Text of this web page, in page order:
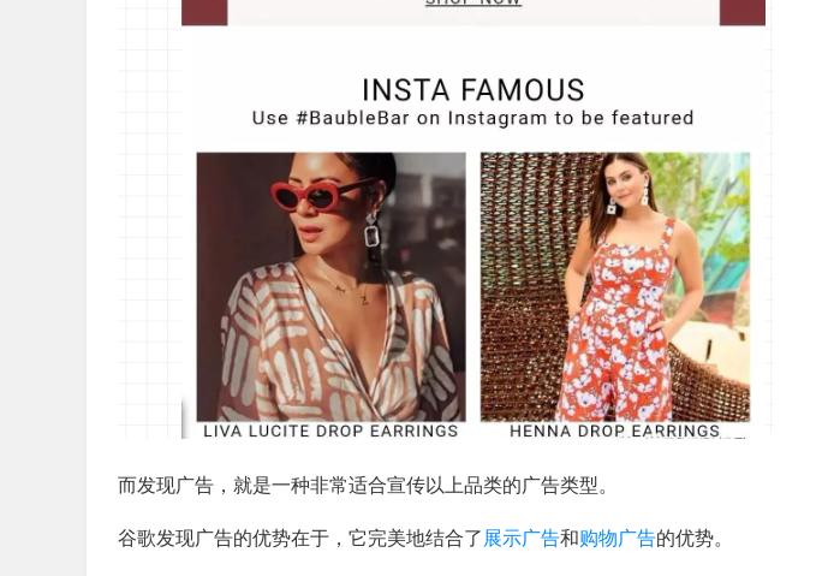
而发现广告，就是一种非常适合宣传以上品类的广告类型。
谷歌发现广告的优势在于，它完美地结合了 展示广告和购物广告的优势。